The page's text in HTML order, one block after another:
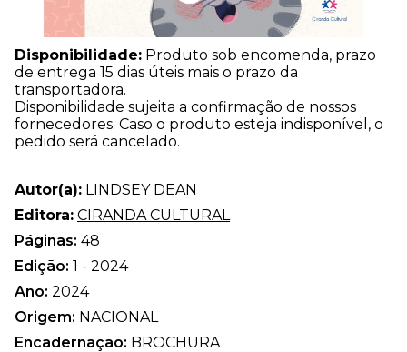
Disponibilidade: Produto sob encomenda, prazo
de entrega 15 dias úteis mais o prazo da
transportadora.
Disponibilidade sujeita a confirmação de nossos
fornecedores. Caso o produto esteja indisponível, o
pedido será cancelado.
Autor(a): LINDSEY DEAN
Editora: CIRANDA CULTURAL
Páginas: 48
Edição: 1 - 2024
Ano: 2024
Origem: NACIONAL
Encadernação: BROCHURA